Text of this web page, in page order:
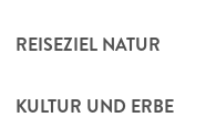
REISEZIEL NATUR
KULTUR UND ERBE